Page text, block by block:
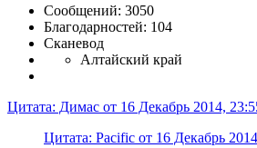
Сообщений: 3050
Благодарностей: 104
Сканевод
Алтайский край
Цитата: Димас от 16 Декабрь 2014,
Цитата: Pacific от 16 Декабрь